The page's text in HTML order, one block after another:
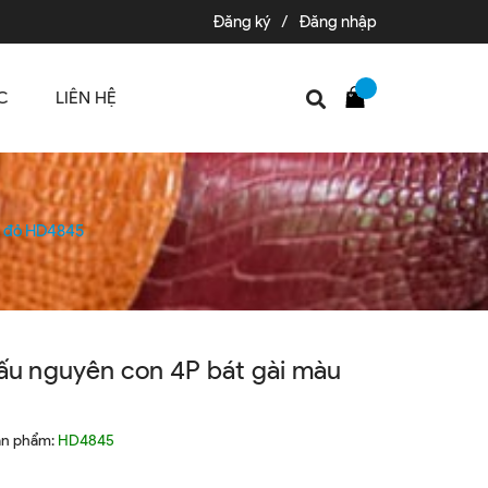
Đăng ký / Đăng nhập
LIÊN HỆ
đỏ HD4845
nguyên con 4P bát gài màu
phẩm: HD4845